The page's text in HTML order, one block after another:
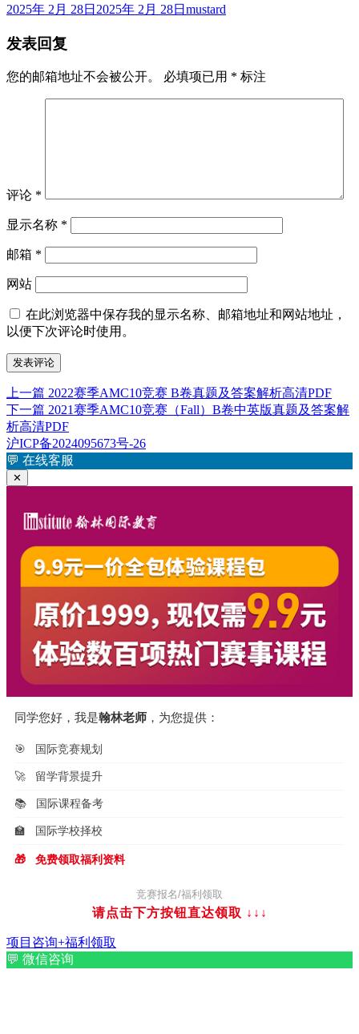
发
于
2025年 2月 28日 2025年 2月 28日 作
mustard
发表回复
您的邮箱地址不会被公开。 必填项已用 * 标注
评论 *
显示名称 *
邮箱 *
网站
在此浏览器中保存我的显示名称、邮箱地址和网站地址，
以便下次评论时使用。
文
章
导
航
上一篇 上
篇
文
章：
2022赛季AMC10竞赛 B卷真题及答案解析高清PDF
下一篇 下
篇
文
章：
2021赛季AMC10竞赛（Fall）B卷中英版真题及答案解
析高清PDF
沪ICP备2024095673号-26
💬 在线客服
✕
同学您好，我是翰林老师 ，为您提供：
🎯 国际竞赛规划
🚀 留学背景提升
📚 国际课程备考
🏫 国际学校择校
🎁 免费领取福利资料
竞赛报名/福利领取
请点击下方按钮直达领取 ↓↓↓
项目咨询+福利领取
💬 微信咨询